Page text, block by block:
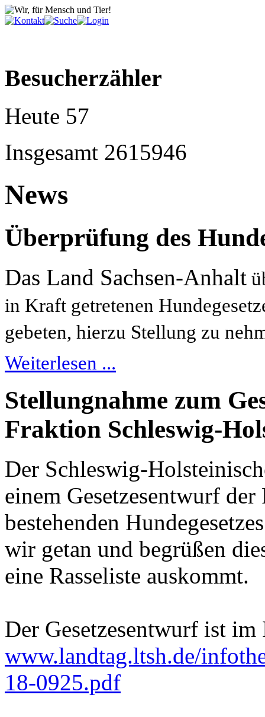
Besucherzähler
Heute 57
Insgesamt 2615946
News
Überprüfung des
Das Land Sachsen-Anhalt
in Kraft getretenen
gebeten, hierzu Stellung zu
Weiterlesen ...
Stellungnahme zum
Fraktion Schleswig-
Der Schleswig-
einem Gesetzesentwurf
bestehenden
wir getan und begrüßen
eine Rasseliste auskommt.
Der Gesetzesentwurf ist
www.landtag.ltsh.de/
18-0925.pdf